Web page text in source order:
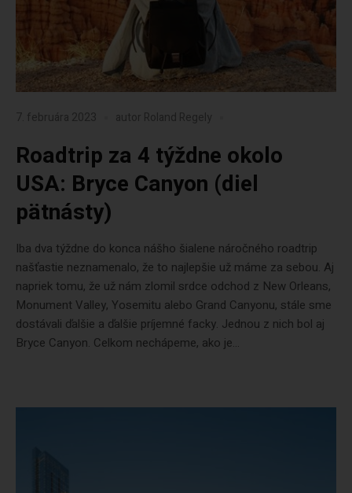
7. februára 2023 autor Roland Regely
Roadtrip za 4 týždne okolo
USA: Bryce Canyon (diel
pätnásty)
Iba dva týždne do konca nášho šialene náročného roadtrip
našťastie neznamenalo, že to najlepšie už máme za sebou. Aj
napriek tomu, že už nám zlomil srdce odchod z New Orleans,
Monument Valley, Yosemitu alebo Grand Canyonu, stále sme
dostávali ďalšie a ďalšie príjemné facky. Jednou z nich bol aj
Bryce Canyon. Celkom nechápeme, ako je...